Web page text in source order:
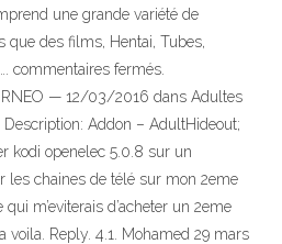
une grande variété de
que des films, Hentai, Tubes,
commentaires fermés.
— 12/03/2016 dans Adultes
Addon – AdultHideout;
kodi openelec 5.0.8 sur un
les chaines de télé sur mon 2eme
m’eviterais d’acheter un 2eme
voila. Reply. 4.1. Mohamed 29 mars